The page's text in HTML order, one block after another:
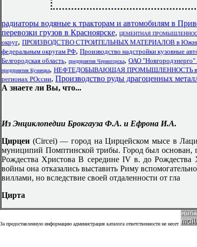
радиаторы водяные к тракторам и автомобилям в
перевозки грузов в Красноярске, ЦЕМЕНТНАЯ
округ, ПРОИЗВОДСТВО СТРОИТЕЛЬНЫХ МАТЕРИАЛОВ в Южный
федеральным округам РФ, Производство надстройки кузовные
Белгородская область, предприятия Черногорска, ОАО
предприятия Кузнецка, НЕФТЕДОБЫВАЮЩАЯ ПРОМЫШЛЕННОСТЬ в
регионах РОссии, Производство руды драгоценных
А знаете ли Вы, что...
Из Энциклопедии Брокгауза Ф.А. и Ефрона И.А.
Цирцеи (Circei) — город на Цирцейском мысе в
муниципий Помптинской трибы. Город был основан,
Рождества Христова В середине IV в. до
войны она отказались выставить Риму
виллами, но вследствие своей отдаленности от гла
Цирта
За предоставленную информацию администрация каталога ответственности не несет